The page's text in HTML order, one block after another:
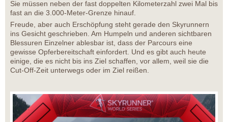
Sie müssen neben der fast doppelten Kilometerzahl zwei Mal bis
fast an die 3.000-Meter-Grenze hinauf.
Freude, aber auch Erschöpfung steht gerade den Skyrunnern
ins Gesicht geschrieben. Am Humpeln und anderen sichtbaren
Blessuren Einzelner ablesbar ist, dass der Parcours eine
gewisse Opferbereitschaft einfordert. Und es gibt auch heute
einige, die es nicht bis ins Ziel schaffen, vor allem, weil sie die
Cut-Off-Zeit unterwegs oder im Ziel reißen.